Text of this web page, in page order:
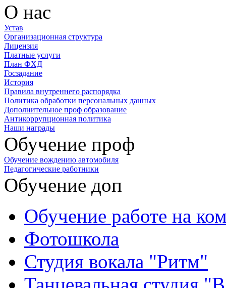
О нас
Устав
Организационная структура
Лицензия
Платные услуги
План ФХД
Госзадание
История
Правила внутреннего распорядка
Политика обработки персональных данных
Дополнительное проф образование
Антикоррупционная политика
Наши награды
Обучение проф
Обучение вождению автомобиля
Педагогические работники
Обучение доп
Обучение работе на
Фотошкола
Студия вокала "Ритм"